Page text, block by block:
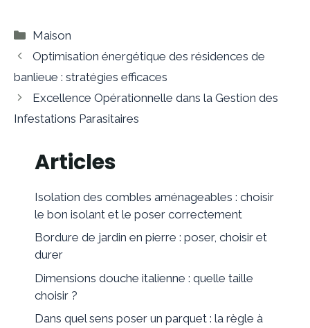
Catégories
Maison
Optimisation énergétique des résidences de
banlieue : stratégies efficaces
Excellence Opérationnelle dans la Gestion des
Infestations Parasitaires
Articles
Isolation des combles aménageables : choisir
le bon isolant et le poser correctement
Bordure de jardin en pierre : poser, choisir et
durer
Dimensions douche italienne : quelle taille
choisir ?
Dans quel sens poser un parquet : la règle à